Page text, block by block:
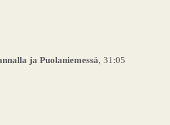
ja Puolaniemessä, 31:05